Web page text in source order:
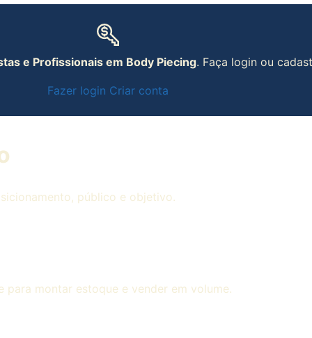
e Profissionais em Body Piecing. Faça login ou
Fazer login Criar conta
público e objetivo.
montar estoque e vender em volume.